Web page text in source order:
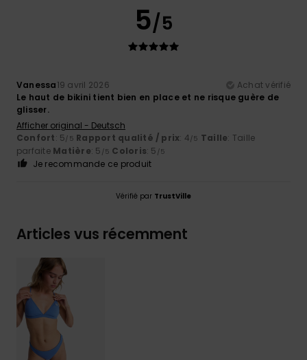
5/5
Vanessa19 avril 2026
Achat vérifié
Le haut de bikini tient bien en place et ne risque guère de
glisser.
Afficher original - Deutsch
Confort: 5/5 Rapport qualité / prix: 4/5 Taille: Taille
parfaite Matière: 5 /5 Coloris: 5 /5
Je recommande ce produit
Vérifié par TrustVille
Articles vus récemment